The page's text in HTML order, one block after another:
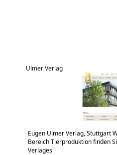
Ulmer Verlag
Eugen Ulmer Verlag, Stuttgart
Bereich Tierproduktion finden
Verlages